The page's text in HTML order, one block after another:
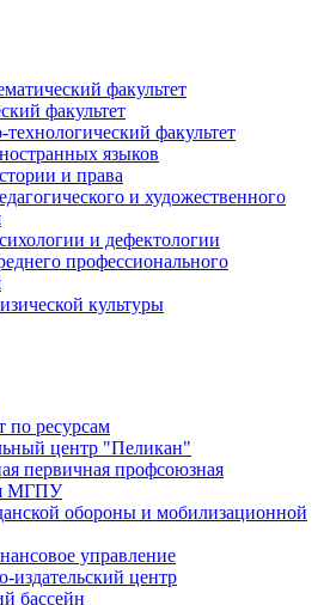
факультет
факультет
технологический факультет
языков
и права
и художественного
и дефектологии
профессионального
культуры
по ресурсам
центр "Пеликан"
первичная профсоюзная
МГПУ
обороны и мобилизационной
управление
издательский центр
бассейн